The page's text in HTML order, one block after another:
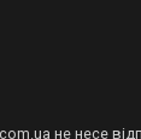
не несе